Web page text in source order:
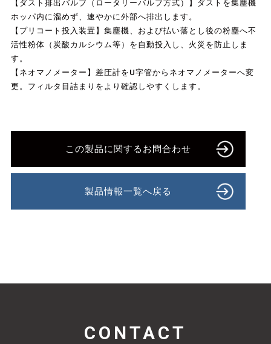
【ダスト排出バルブ（ロータリーバルブ方式）】ダストを集塵機
ホッパ内に溜めず、速やかに外部へ排出します。
【プリコート投入装置】集塵機、および払い落とし後の粉塵へ不
活性粉体（炭酸カルシウム等）を自動投入し、火災を防止しま
す。
【ネオマノメーター】差圧計をU字管からネオマノメーターへ変
更。フィルタ目詰まりをより確認しやすくします。
この製品に関するお問合わせ
製品情報一覧へ戻る
CONTACT